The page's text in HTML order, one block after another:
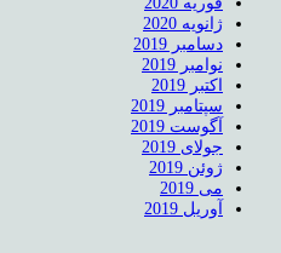
ژانویه 2020
دسامبر 2019
نوامبر 2019
اکتبر 2019
سپتامبر 2019
آگوست 2019
جولای 2019
ژوئن 2019
می 2019
آوریل 2019